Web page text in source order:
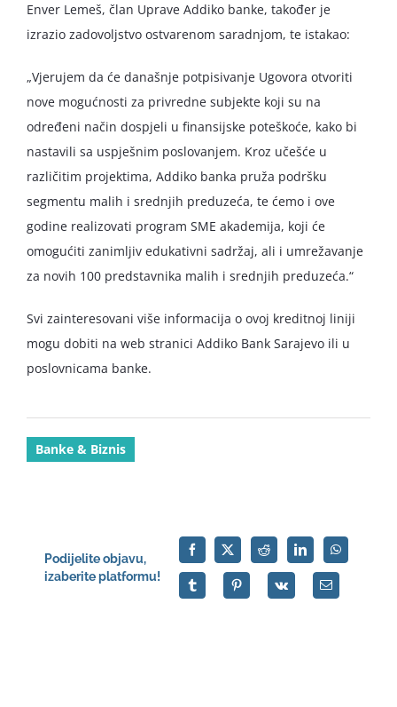
Enver Lemeš, član Uprave Addiko banke, također je
izrazio zadovoljstvo ostvarenom saradnjom, te istakao:
„Vjerujem da će današnje potpisivanje Ugovora otvoriti
nove mogućnosti za privredne subjekte koji su na
određeni način dospjeli u finansijske poteškoće, kako bi
nastavili sa uspješnim poslovanjem. Kroz učešće u
različitim projektima, Addiko banka pruža podršku
segmentu malih i srednjih preduzeća, te ćemo i ove
godine realizovati program SME akademija, koji će
omogućiti zanimljiv edukativni sadržaj, ali i umrežavanje
za novih 100 predstavnika malih i srednjih preduzeća.“
Svi zainteresovani više informacija o ovoj kreditnoj liniji
mogu dobiti na web stranici Addiko Bank Sarajevo ili u
poslovnicama banke.
Banke & Biznis
Podijelite objavu,
izaberite platformu!